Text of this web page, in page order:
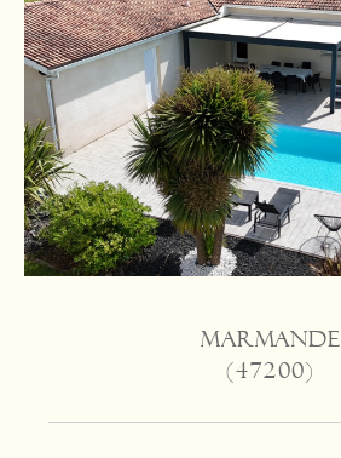
MARMANDE
(47200)